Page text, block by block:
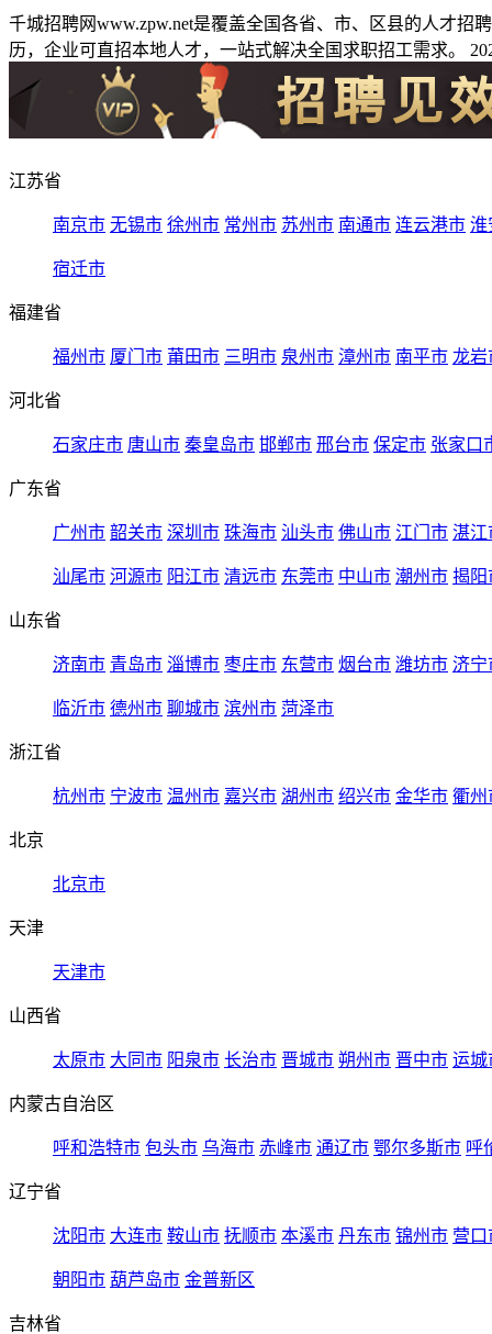
千城招聘网www.zpw.net是覆盖全国各省、市、区县的人才
历，企业可直招本地人才，一站式解决全国求职招工需求。
江苏省
南京市 无锡市 徐州市 常州市 苏州市 南通市 连云港市 淮
宿迁市
福建省
福州市 厦门市 莆田市 三明市 泉州市 漳州市 南平市 龙岩
河北省
石家庄市 唐山市 秦皇岛市 邯郸市 邢台市 保定市 张家口
广东省
广州市 韶关市 深圳市 珠海市 汕头市 佛山市 江门市 湛江
汕尾市 河源市 阳江市 清远市 东莞市 中山市 潮州市 揭阳
山东省
济南市 青岛市 淄博市 枣庄市 东营市 烟台市 潍坊市 济宁
临沂市 德州市 聊城市 滨州市 菏泽市
浙江省
杭州市 宁波市 温州市 嘉兴市 湖州市 绍兴市 金华市 衢州
北京
北京市
天津
天津市
山西省
太原市 大同市 阳泉市 长治市 晋城市 朔州市 晋中市 运城
内蒙古自治区
呼和浩特市 包头市 乌海市 赤峰市 通辽市 鄂尔多斯市 呼
辽宁省
沈阳市 大连市 鞍山市 抚顺市 本溪市 丹东市 锦州市 营口
朝阳市 葫芦岛市 金普新区
吉林省